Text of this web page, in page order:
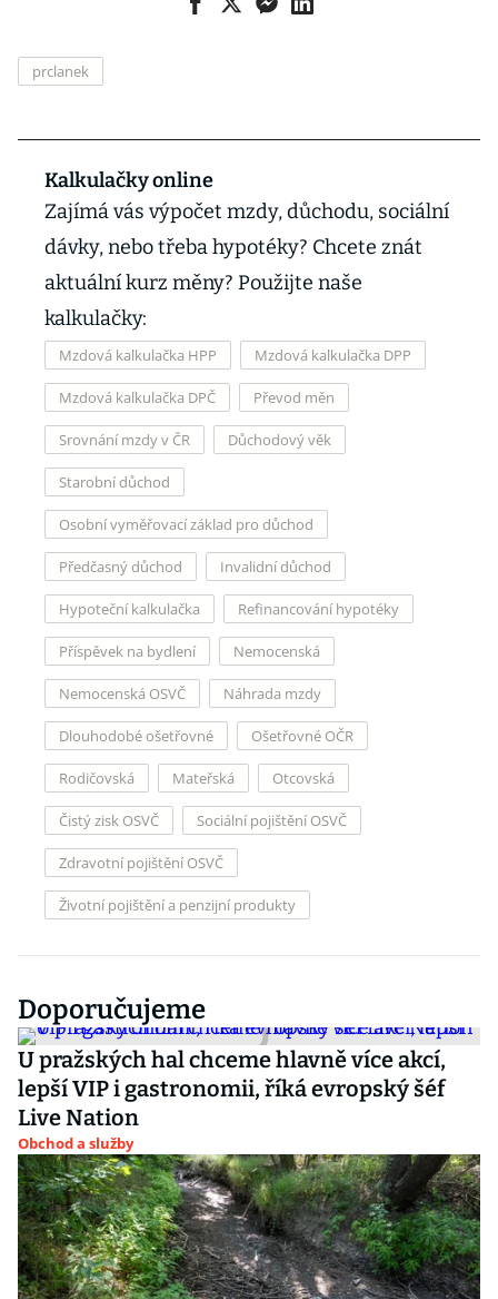
prclanek
Kalkulačky online
Zajímá vás výpočet mzdy, důchodu, sociální
dávky, nebo třeba hypotéky? Chcete znát
aktuální kurz měny? Použijte naše
kalkulačky:
Mzdová kalkulačka HPP Mzdová kalkulačka DPP
Mzdová kalkulačka DPČ Převod měn
Srovnání mzdy v ČR Důchodový věk
Starobní důchod
Osobní vyměřovací základ pro důchod
Předčasný důchod Invalidní důchod
Hypoteční kalkulačka Refinancování hypotéky
Příspěvek na bydlení Nemocenská
Nemocenská OSVČ Náhrada mzdy
Dlouhodobé ošetřovné Ošetřovné OČR
Rodičovská Mateřská Otcovská
Čistý zisk OSVČ Sociální pojištění OSVČ
Zdravotní pojištění OSVČ
Životní pojištění a penzijní produkty
Doporučujeme
U pražských hal chceme hlavně více akcí,
lepší VIP i gastronomii, říká evropský šéf
Live Nation
Obchod a služby